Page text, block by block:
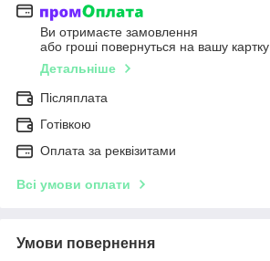
Ви отримаєте замовлення
або гроші повернуться на вашу картку
Детальніше
Післяплата
Готівкою
Оплата за реквізитами
Всі умови оплати
Умови повернення